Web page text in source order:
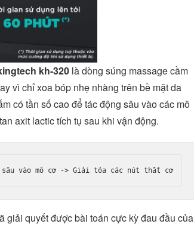
kh-320 là dòng súng massage cầm
vì chỉ xoa bóp nhẹ nhàng trên bề mặt da
có tần số cao để tác động sâu vào các mô
axit lactic tích tụ sau khi vận động.
giải quyết được bài toán cực kỳ đau đầu của